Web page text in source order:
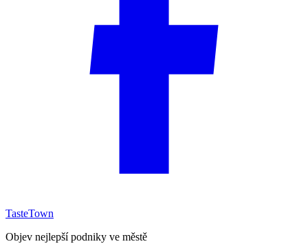
TasteTown
Objev nejlepší podniky ve městě